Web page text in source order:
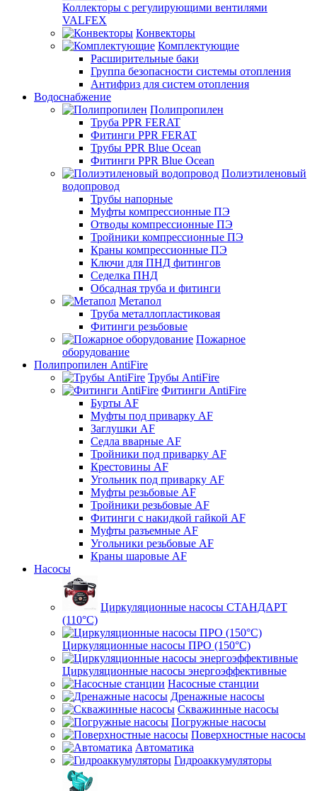
Коллекторы с регулирующими вентилями
VALFEX
Конвекторы
Комплектующие
Расширительные баки
Группа безопасности системы отопления
Антифриз для систем отопления
Водоснабжение
Полипропилен
Труба PPR FERAT
Фитинги PPR FERAT
Трубы PPR Blue Ocean
Фитинги PPR Blue Ocean
Полиэтиленовый
водопровод
Трубы напорные
Муфты компрессионные ПЭ
Отводы компрессионные ПЭ
Тройники компрессионные ПЭ
Краны компрессионные ПЭ
Ключи для ПНД фитингов
Седелка ПНД
Обсадная труба и фитинги
Метапол
Труба металлопластиковая
Фитинги резьбовые
Пожарное
оборудование
Полипропилен AntiFire
Трубы AntiFire
Фитинги AntiFire
Бурты AF
Муфты под приварку AF
Заглушки AF
Седла вварные AF
Тройники под приварку AF
Крестовины AF
Угольник под приварку AF
Муфты резьбовые AF
Тройники резьбовые AF
Фитинги с накидкой гайкой AF
Муфты разъемные AF
Угольники резьбовые AF
Краны шаровые AF
Насосы
Циркуляционные насосы СТАНДАРТ
(110°C)
Циркуляционные насосы ПРО (150°C)
Циркуляционные насосы энергоэффективные
Насосные станции
Дренажные насосы
Скважинные насосы
Погружные насосы
Поверхностные насосы
Автоматика
Гидроаккумуляторы